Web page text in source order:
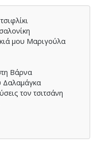
μου Μαριγούλα
Βάρνα
Δαλαμάγκα
τον τσιτσάνη